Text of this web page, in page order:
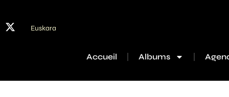
Euskara
Accueil Albums